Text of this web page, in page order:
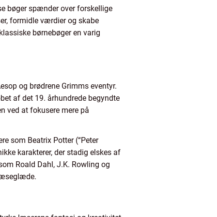
bøger spænder over forskellige
formidle værdier og skabe
børnebøger en varig
og brødrene Grimms eventyr.
af det 19. århundrede begyndte
ved at fokusere mere på
som Beatrix Potter (“Peter
karakterer, der stadig elskes af
Roald Dahl, J.K. Rowling og